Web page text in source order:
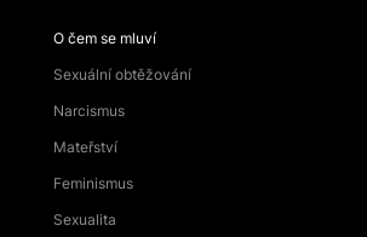
O čem se mluví
Sexuální obtěžování
Narcismus
Mateřství
Feminismus
Sexualita